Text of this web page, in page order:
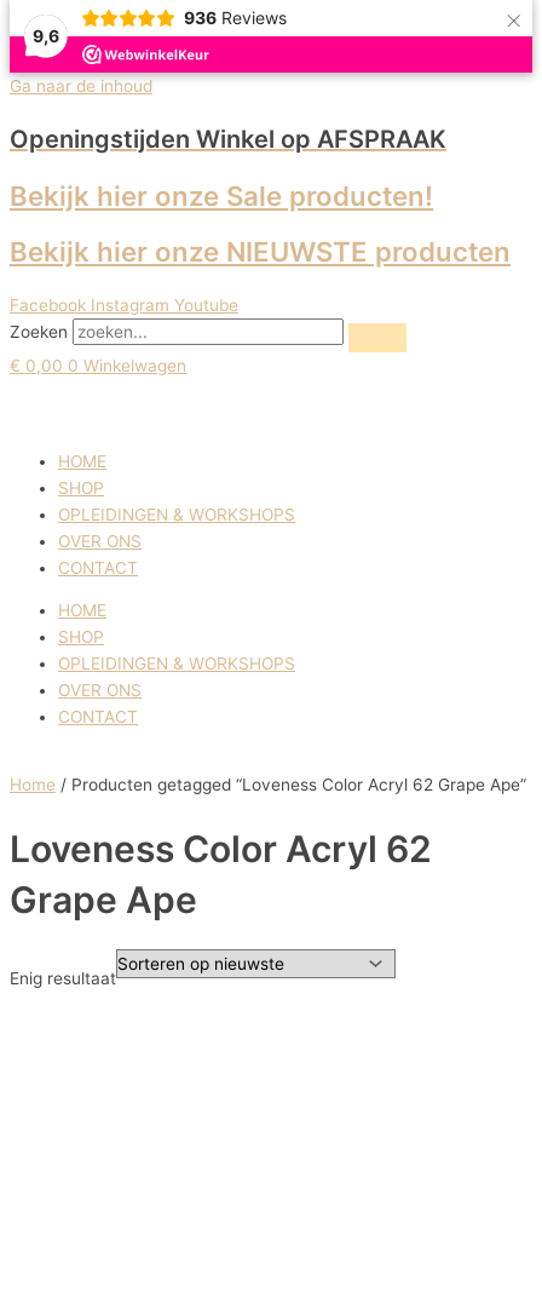
9,6
936 Reviews ×
Ga naar de inhoud
Openingstijden Winkel op AFSPRAAK
Bekijk hier onze Sale producten!
Bekijk hier onze NIEUWSTE producten
Facebook Instagram Youtube
Zoeken
€ 0,00 0 Winkelwagen
HOME
SHOP
OPLEIDINGEN & WORKSHOPS
OVER ONS
CONTACT
HOME
SHOP
OPLEIDINGEN & WORKSHOPS
OVER ONS
CONTACT
Home / Producten getagged “Loveness Color Acryl 62 Grape Ape”
Loveness Color Acryl 62
Grape Ape
Enig resultaat
Uitverkoop!